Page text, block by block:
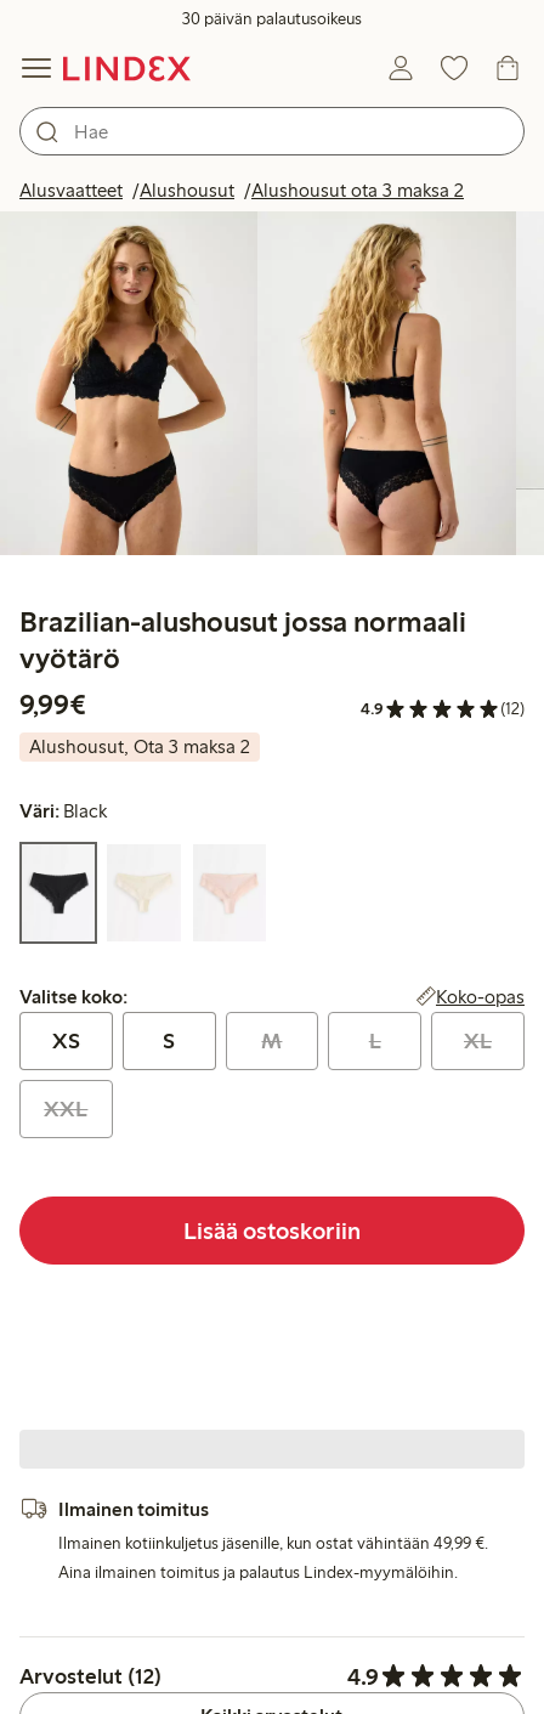
30 päivän palautusoikeus
Alusvaatteet Alushousut Alushousut ota 3 maksa 2
Tuotteet kuvassa
Brazilian-alushousut jossa normaali
vyötärö
9,99€
4.9 (12)
Alushousut, Ota 3 maksa 2
Väri: Black
Valitse koko:
Valitse koko: Koko-opas
XS S M L XL
XXL
Lisää ostoskoriin
Ilmainen toimitus
Ilmainen kotiinkuljetus jäsenille, kun ostat vähintään 49,99 €.
Aina ilmainen toimitus ja palautus Lindex-myymälöihin.
Arvostelut (12) 4.9